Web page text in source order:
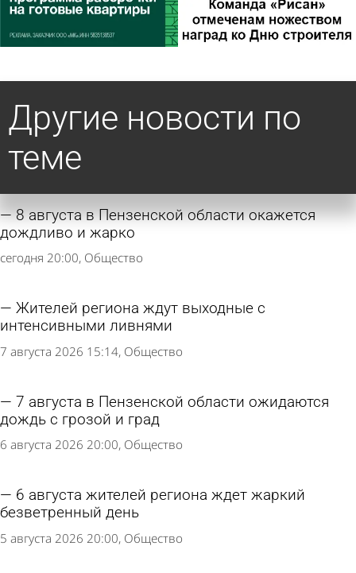
Другие новости по
теме
8 августа в Пензенской области окажется
дождливо и жарко
сегодня 20:00 Общество
Жителей региона ждут выходные с
интенсивными ливнями
7 августа 2026 15:14 Общество
7 августа в Пензенской области ожидаются
дождь с грозой и град
6 августа 2026 20:00 Общество
6 августа жителей региона ждет жаркий
безветренный день
5 августа 2026 20:00 Общество